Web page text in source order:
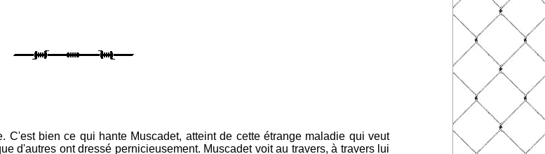
C'est bien ce qui hante Muscadet, atteint de cette étrange maladie qui veut
d'autres ont dressé pernicieusement. Muscadet voit au travers, à travers lui